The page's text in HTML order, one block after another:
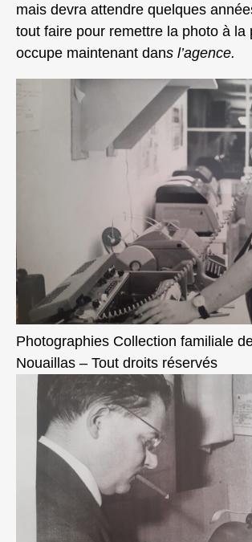
mais devra attendre quelques
tout faire pour remettre la photo à la
occupe maintenant dans l’agence.
Photographies Collection familiale
Nouaillas – Tout droits réservés